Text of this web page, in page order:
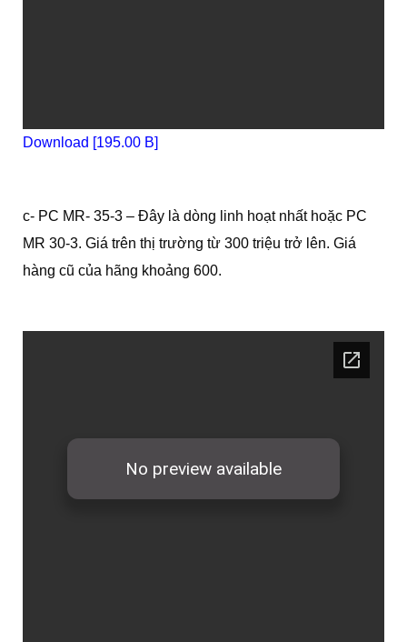
Download [195.00 B]
c- PC MR- 35-3 – Đây là dòng linh hoạt nhất hoặc PC
MR 30-3. Giá trên thị trường từ 300 triệu trở lên. Giá
hàng cũ của hãng khoảng 600.